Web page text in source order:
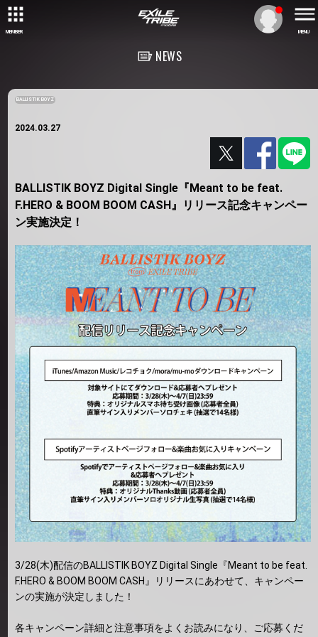
MEMBER MENU
NEWS
BALLISTIK BOYZ
2024.03.27
BALLISTIK BOYZ Digital Single『Meant to be feat.
F.HERO & BOOM BOOM CASH』リリース記念キャンペー
ン実施決定！
3/28(木)配信のBALLISTIK BOYZ Digital Single『Meant to be feat.
F.HERO & BOOM BOOM CASH』リリースにあわせて、キャンペー
ンの実施が決定しました！
各キャンペーン詳細と注意事項をよくお読みになり、ご応募くだ